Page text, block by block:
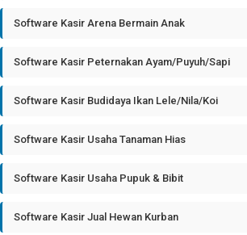
Software Kasir Arena Bermain Anak
Software Kasir Peternakan Ayam/Puyuh/Sapi
Software Kasir Budidaya Ikan Lele/Nila/Koi
Software Kasir Usaha Tanaman Hias
Software Kasir Usaha Pupuk & Bibit
Software Kasir Jual Hewan Kurban